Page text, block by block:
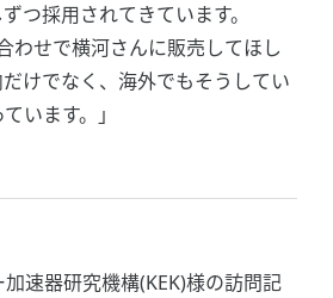
つ採用されてきています。
わせで横河さんに販売してほし
けでなく、海外でもそうしてい
います。」
速器研究機構(KEK)様の訪問記